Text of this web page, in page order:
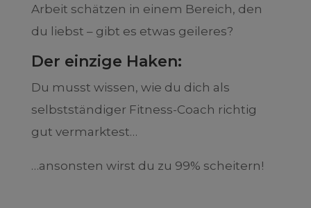
Arbeit schätzen in einem Bereich, den
du liebst – gibt es etwas geileres?
Der einzige Haken:
Du musst wissen, wie du dich als
selbstständiger Fitness-Coach richtig
gut vermarktest…
…ansonsten wirst du zu 99% scheitern!